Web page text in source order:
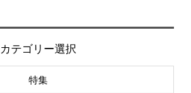
カテゴリー選択
特集